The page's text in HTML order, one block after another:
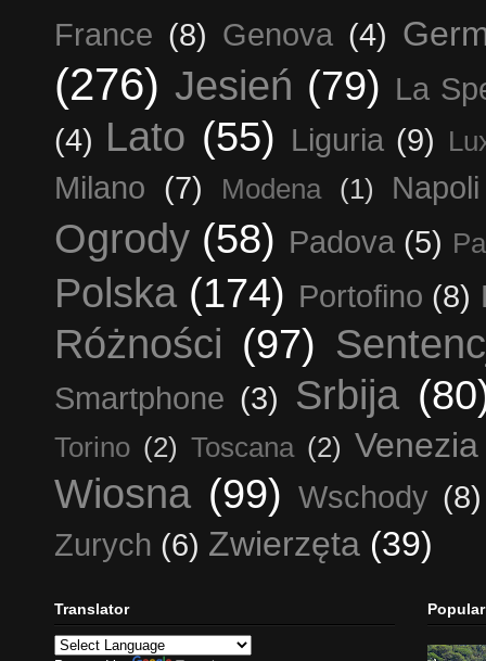
France (8) Genova (4)
(276) Jesień (79) La
(4) Lato (55) Liguria (9)
Milano (7) Modena (1) Napoli
Ogrody (58) Padova (5)
Polska (174) Portofino (8)
Różności (97)
Smartphone (3) Srbija
Torino (2) Toscana (2) Venezia
Wiosna (99) Wschody (8)
Zurych (6) Zwierzęta (39)
Translator